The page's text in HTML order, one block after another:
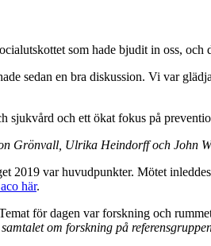
som hade bjudit in oss, och
sedan en bra diskussion. Vi var
sjukvård och ett ökat fokus på
Grönvall, Ulrika Heindorff och John
2019 var huvudpunkter. Mötet
här.
för dagen var forskning och
om forskning på